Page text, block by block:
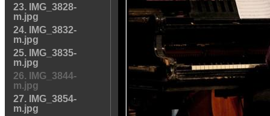
23. IMG_3828-
m.jpg
24. IMG_3832-
m.jpg
25. IMG_3835-
m.jpg
26. IMG_3844-
m.jpg
27. IMG_3854-
m.jpg